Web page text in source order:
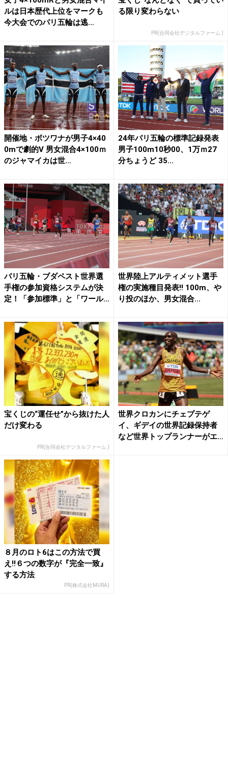
ルは日本歴代上位をマークも
今大会でのパリ五輪は逃...
る限り変わらない
PR(合同会社デジタルファーム )
開催地・ボツワナが男子4×40
0mで劇的V 男女混合4×100ｍ
のジャマイカは世...
24年パリ五輪の標準記録発表
男子100m10秒00、1万ｍ27
分ちょうど 35...
パリ五輪・ブダペスト世界選
手権の参加資格システムが決
定！「参加標準」と「ワール
世界陸上アルティメット選手
権の実施種目発表!! 100m、や
り投のほか、男女混合...
宝くじの“運任せ”から抜けた人
だけ変わる
PR(合同会社デジタルファーム )
世界クロカンにチェプテゲ
イ、ギデイの世界記録保持者
など世界トップランナーがエ
８月のロト6はこの方法で買
え!!６つの数字が『完全一致』
する方法
PR(株式会社MURA)